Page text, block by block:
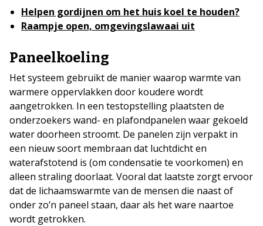
Helpen gordijnen om het huis koel te houden?
Raampje open, omgevingslawaai uit
Paneelkoeling
Het systeem gebruikt de manier waarop warmte van
warmere oppervlakken door koudere wordt
aangetrokken. In een testopstelling plaatsten de
onderzoekers wand- en plafondpanelen waar gekoeld
water doorheen stroomt. De panelen zijn verpakt in
een nieuw soort membraan dat luchtdicht en
waterafstotend is (om condensatie te voorkomen) en
alleen straling doorlaat. Vooral dat laatste zorgt ervoor
dat de lichaamswarmte van de mensen die naast of
onder zo’n paneel staan, daar als het ware naartoe
wordt getrokken.